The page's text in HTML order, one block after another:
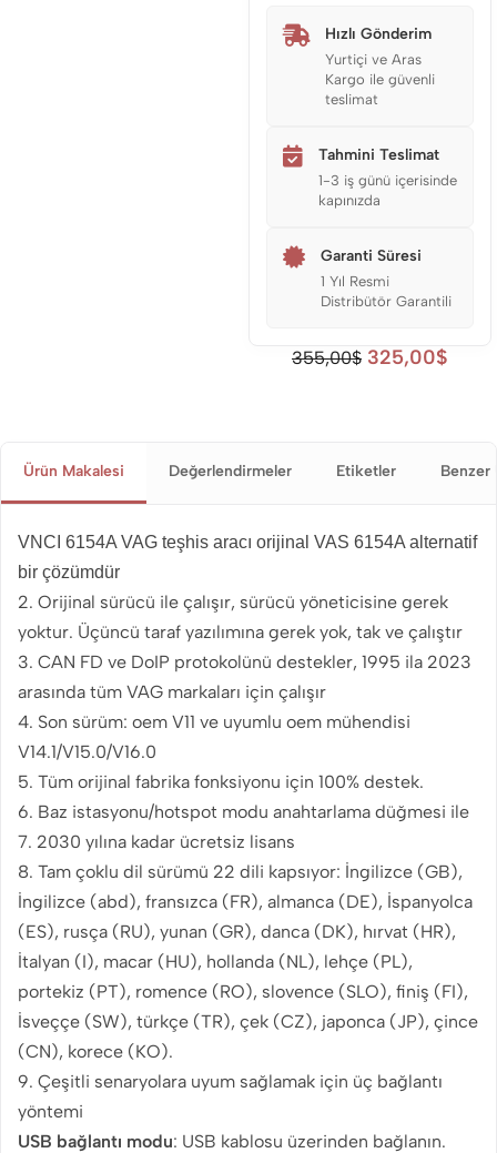
Hızlı Gönderim
Yurtiçi ve Aras
Kargo ile güvenli
teslimat
Tahmini Teslimat
1-3 iş günü içerisinde
kapınızda
Garanti Süresi
1 Yıl Resmi
Distribütör Garantili
355,00$ 325,00$
Ürün Makalesi Değerlendirmeler Etiketler Benzer
VNCI 6154A VAG teşhis aracı orijinal VAS 6154A alternatif
bir çözümdür
2. Orijinal sürücü ile çalışır, sürücü yöneticisine gerek
yoktur. Üçüncü taraf yazılımına gerek yok, tak ve çalıştır
3. CAN FD ve DoIP protokolünü destekler, 1995 ila 2023
arasında tüm VAG markaları için çalışır
4. Son sürüm: oem V11 ve uyumlu oem mühendisi
V14.1/V15.0/V16.0
5. Tüm orijinal fabrika fonksiyonu için 100% destek.
6. Baz istasyonu/hotspot modu anahtarlama düğmesi ile
7. 2030 yılına kadar ücretsiz lisans
8. Tam çoklu dil sürümü 22 dili kapsıyor: İngilizce (GB),
İngilizce (abd), fransızca (FR), almanca (DE), İspanyolca
(ES), rusça (RU), yunan (GR), danca (DK), hırvat (HR),
İtalyan (I), macar (HU), hollanda (NL), lehçe (PL),
portekiz (PT), romence (RO), slovence (SLO), finiş (FI),
İsveççe (SW), türkçe (TR), çek (CZ), japonca (JP), çince
(CN), korece (KO).
9. Çeşitli senaryolara uyum sağlamak için üç bağlantı
yöntemi
USB bağlantı modu: USB kablosu üzerinden bağlanın.